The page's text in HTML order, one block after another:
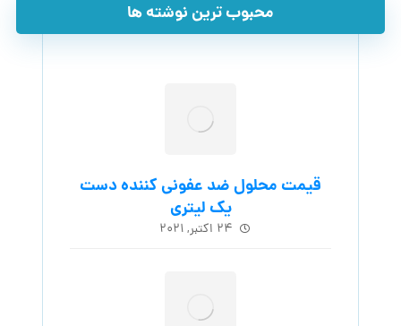
محبوب ترین نوشته ها
قیمت محلول ضد عفونی کننده دست
یک لیتری
۲۴ اکتبر, ۲۰۲۱